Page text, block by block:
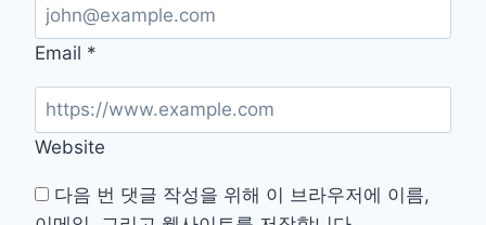
Email *
Website
다음 번 댓글 작성을 위해 이 브라우저에 이름,